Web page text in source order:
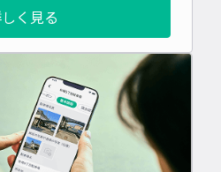
く見る